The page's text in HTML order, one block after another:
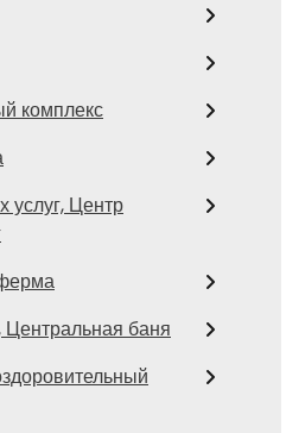
комплекс
услуг, Центр
баня